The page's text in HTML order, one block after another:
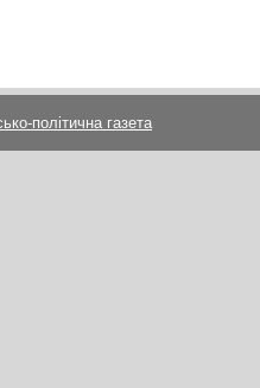
політична газета